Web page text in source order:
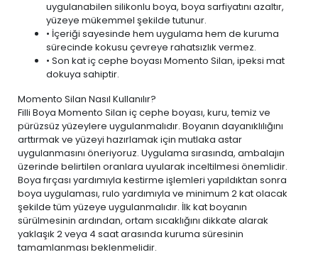
uygulanabilen silikonlu boya, boya sarfiyatını azaltır,
yüzeye mükemmel şekilde tutunur.
• İçeriği sayesinde hem uygulama hem de kuruma
sürecinde kokusu çevreye rahatsızlık vermez.
• Son kat iç cephe boyası Momento Silan, ipeksi mat
dokuya sahiptir.
Momento Silan Nasıl Kullanılır?
Filli Boya Momento Silan iç cephe boyası, kuru, temiz ve
pürüzsüz yüzeylere uygulanmalıdır. Boyanın dayanıklılığını
arttırmak ve yüzeyi hazırlamak için mutlaka astar
uygulanmasını öneriyoruz. Uygulama sırasında, ambalajın
üzerinde belirtilen oranlara uyularak inceltilmesi önemlidir.
Boya fırçası yardımıyla kestirme işlemleri yapıldıktan sonra
boya uygulaması, rulo yardımıyla ve minimum 2 kat olacak
şekilde tüm yüzeye uygulanmalıdır. İlk kat boyanın
sürülmesinin ardından, ortam sıcaklığını dikkate alarak
yaklaşık 2 veya 4 saat arasında kuruma süresinin
tamamlanması beklenmelidir.